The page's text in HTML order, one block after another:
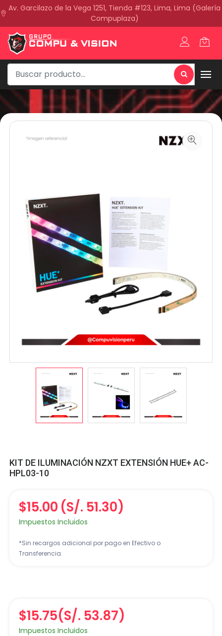
Av. Garcilazo de la Vega 1251, Tienda #123, Lima, Lima (Galería
Compuplaza)
KIT DE ILUMINACIÓN NZXT EXTENSIÓN HUE+ AC-
HPL03-10
$15.00 (S/. 51.30)
Impuestos Incluidos
*Sin recargos adicional por pago en Efectivo o
Transferencia.
$15.75(S/. 53.87)
Impuestos Incluidos